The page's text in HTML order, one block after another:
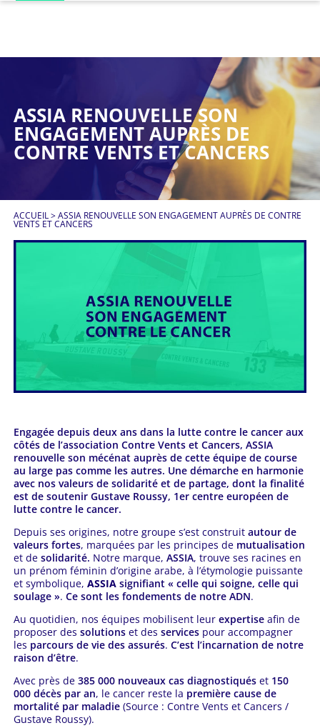
ASSIA RENOUVELLE SON
ENGAGEMENT AUPRÈS DE
CONTRE VENTS ET CANCERS
ACCUEIL>ASSIA RENOUVELLE SON ENGAGEMENT AUPRÈS DE CONTRE
VENTS ET CANCERS
Engagée depuis deux ans dans la lutte contre le cancer aux
côtés de l’association Contre Vents et Cancers, ASSIA
renouvelle son mécénat auprès de cette équipe de course
au large pas comme les autres. Une démarche en harmonie
avec nos valeurs de solidarité et de partage, dont la finalité
est de soutenir Gustave Roussy, 1er centre européen de
lutte contre le cancer.
Depuis ses origines, notre groupe s’est construit autour de
valeurs fortes, marquées par les principes de mutualisation
et de solidarité. Notre marque, ASSIA, trouve ses racines en
un prénom féminin d’origine arabe, à l’étymologie puissante
et symbolique, ASSIAsignifiant « celle qui soigne, celle qui
soulage ». Ce sont les fondements de notre ADN.
Au quotidien, nos équipes mobilisent leur expertiseafin de
proposer des solutionset des servicespour accompagner
les parcours de vie des assurés. C’est l’incarnation de notre
raison d’être.
Avec près de 385 000 nouveaux cas diagnostiquéset 150
000 décès par an, le cancer reste la première cause de
mortalité par maladie(Source : Contre Vents et Cancers /
Gustave Roussy).